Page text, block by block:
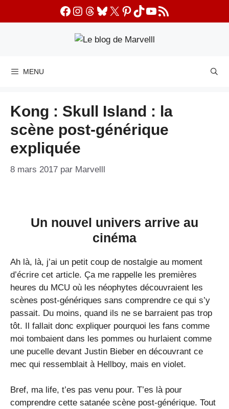
Facebook
Instagram
Threads
Bluesky
X Pinterest
TikTok
YouTube
Flux RSS
MENU
Kong : Skull Island : la
scène post-générique
expliquée
8 mars 2017 par Marvelll
Un nouvel univers arrive au
cinéma
Ah là, là, j’ai un petit coup de nostalgie au moment
d’écrire cet article. Ça me rappelle les premières
heures du MCU où les néophytes découvraient les
scènes post-génériques sans comprendre ce qui s’y
passait. Du moins, quand ils ne se barraient pas trop
tôt. Il fallait donc expliquer pourquoi les fans comme
moi tombaient dans les pommes ou hurlaient comme
une pucelle devant Justin Bieber en découvrant ce
mec qui ressemblait à Hellboy, mais en violet.
Bref, ma life, t’es pas venu pour. T’es là pour
comprendre cette satanée scène post-générique. Tout